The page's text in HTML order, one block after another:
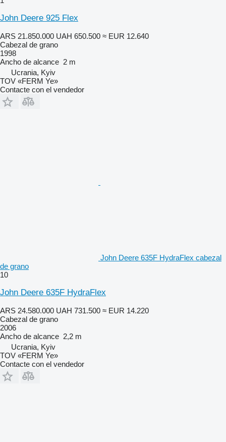
John Deere 925 Flex
ARS 21.850.000 UAH 650.500 ≈ EUR 12.640
Cabezal de grano
1998
Ancho de alcance 2 m
Ucrania, Kyiv
TOV «FERM Ye»
Contacte con el vendedor
John Deere 635F HydraFlex cabezal
de grano
10
John Deere 635F HydraFlex
ARS 24.580.000 UAH 731.500 ≈ EUR 14.220
Cabezal de grano
2006
Ancho de alcance 2,2 m
Ucrania, Kyiv
TOV «FERM Ye»
Contacte con el vendedor